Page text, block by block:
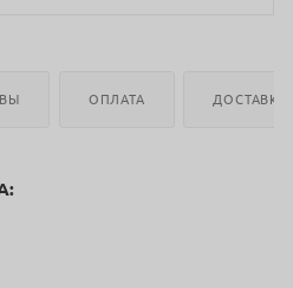
ОПЛАТА ДОСТАВКА